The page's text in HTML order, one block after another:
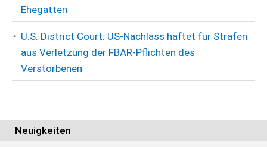
Ehegatten
U.S. District Court: US-Nachlass haftet für Strafen
aus Verletzung der FBAR-Pflichten des
Verstorbenen
Neuigkeiten